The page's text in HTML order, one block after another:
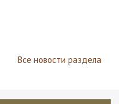
Все новости раздела